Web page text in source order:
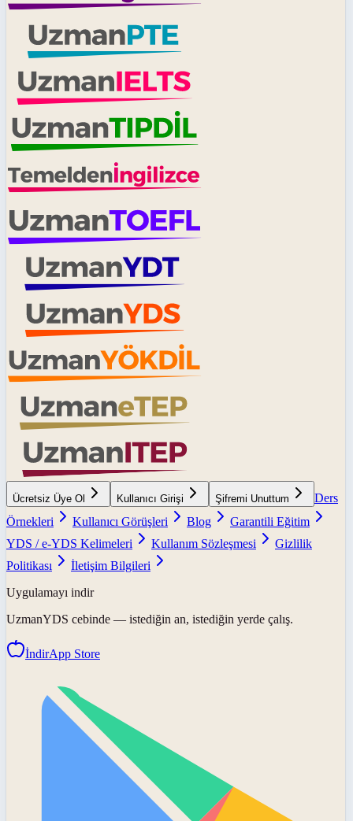
Ücretsiz Üye Ol Kullanıcı Girişi Şifremi Unuttum
Ders
Örnekleri
Kullanıcı Görüşleri Blog
Garantili Eğitim
YDS / e-YDS Kelimeleri
Kullanım Sözleşmesi
Gizlilik
Politikası
İletişim Bilgileri
Uygulamayı indir
UzmanYDS cebinde — istediğin an, istediğin yerde çalış.
İndirApp Store